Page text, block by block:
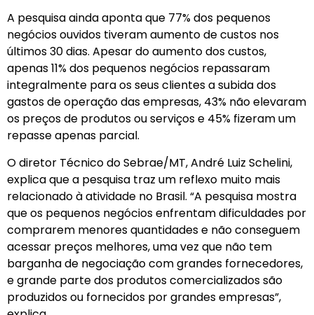
A pesquisa ainda aponta que 77% dos pequenos
negócios ouvidos tiveram aumento de custos nos
últimos 30 dias. Apesar do aumento dos custos,
apenas 11% dos pequenos negócios repassaram
integralmente para os seus clientes a subida dos
gastos de operação das empresas, 43% não elevaram
os preços de produtos ou serviços e 45% fizeram um
repasse apenas parcial.
O diretor Técnico do Sebrae/MT, André Luiz Schelini,
explica que a pesquisa traz um reflexo muito mais
relacionado à atividade no Brasil. “A pesquisa mostra
que os pequenos negócios enfrentam dificuldades por
comprarem menores quantidades e não conseguem
acessar preços melhores, uma vez que não tem
barganha de negociação com grandes fornecedores,
e grande parte dos produtos comercializados são
produzidos ou fornecidos por grandes empresas”,